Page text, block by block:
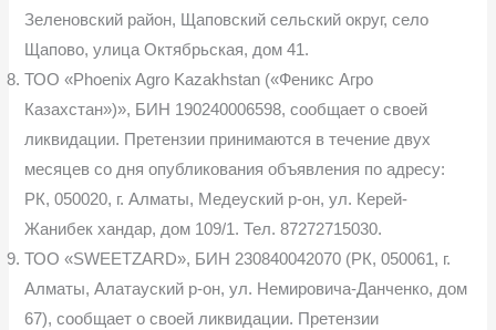
Зеленовский район, Щаповский сельский округ, село
Щапово, улица Октябрьская, дом 41.
ТОО «Phoenix Agro Kazakhstan («Феникс Агро
Казахстан»)», БИН 190240006598, сообщает о своей
ликвидации. Претензии принимаются в течение двух
месяцев со дня опубликования объявления по адресу:
РК, 050020, г. Алматы, Медеуский р-он, ул. Керей-
Жанибек хандар, дом 109/1. Тел. 87272715030.
ТОО «SWEETZARD», БИН 230840042070 (РК, 050061, г.
Алматы, Алатауский р-он, ул. Немировича-Данченко, дом
67), сообщает о своей ликвидации. Претензии